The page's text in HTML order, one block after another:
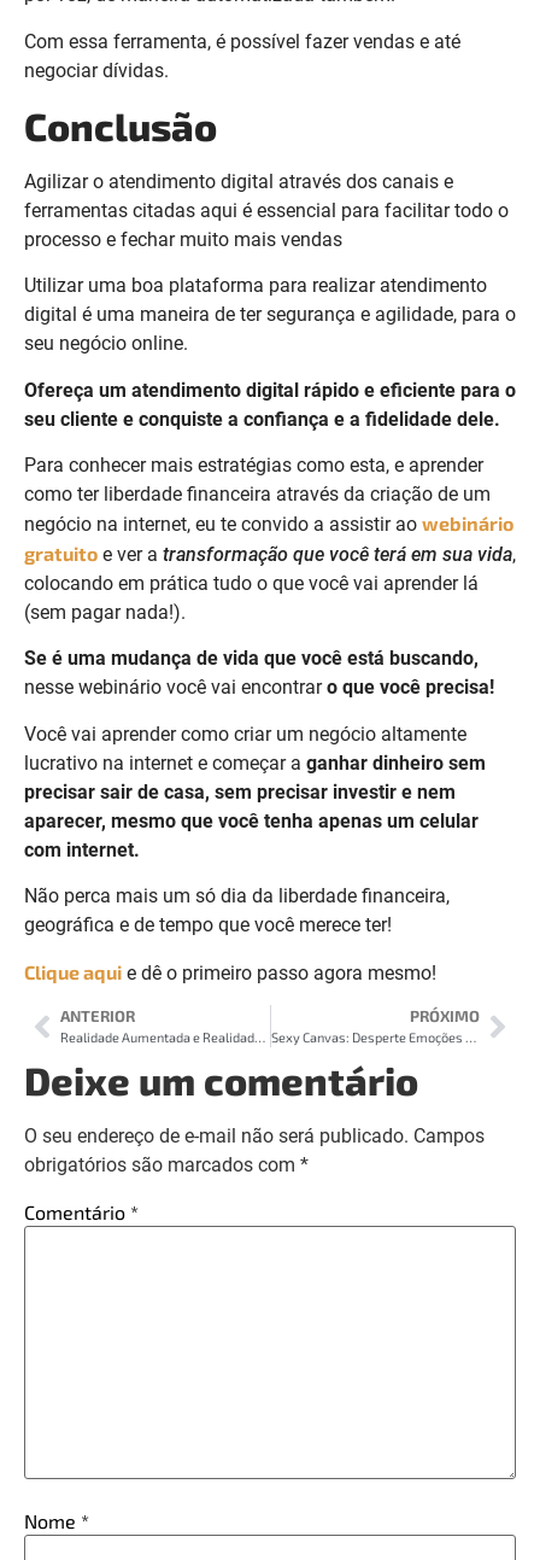
Com essa ferramenta, é possível fazer vendas e até
negociar dívidas.
Conclusão
Agilizar o atendimento digital através dos canais e
ferramentas citadas aqui é essencial para facilitar todo o
processo e fechar muito mais vendas
Utilizar uma boa plataforma para realizar atendimento
digital é uma maneira de ter segurança e agilidade, para o
seu negócio online.
Ofereça um atendimento digital rápido e eficiente para o
seu cliente e conquiste a confiança e a fidelidade dele.
Para conhecer mais estratégias como esta, e aprender
como ter liberdade financeira através da criação de um
negócio na internet, eu te convido a assistir ao webinário
gratuito e ver a transformação que você terá em sua vida,
colocando em prática tudo o que você vai aprender lá
(sem pagar nada!).
Se é uma mudança de vida que você está buscando,
nesse webinário você vai encontraro que você precisa!
Você vai aprender como criar um negócio altamente
lucrativo na internet e começar a ganhar dinheiro sem
precisar sair de casa, sem precisar investir e nem
aparecer, mesmo que você tenha apenas um celular
com internet.
Não perca mais um só dia da liberdade financeira,
geográfica e de tempo que você merece ter!
Clique aqui e dê o primeiro passo agora mesmo!
ANTERIOR
Realidade Aumentada e Realidade Virtual- Entenda a Diferença
PRÓXIMO
Sexy Canvas: Desperte Emoções e Provoque Seu Público
Deixe um comentário
O seu endereço de e-mail não será publicado. Campos
obrigatórios são marcados com *
Comentário *
Nome *